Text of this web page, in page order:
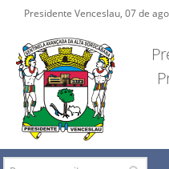
Presidente Venceslau, 07 de